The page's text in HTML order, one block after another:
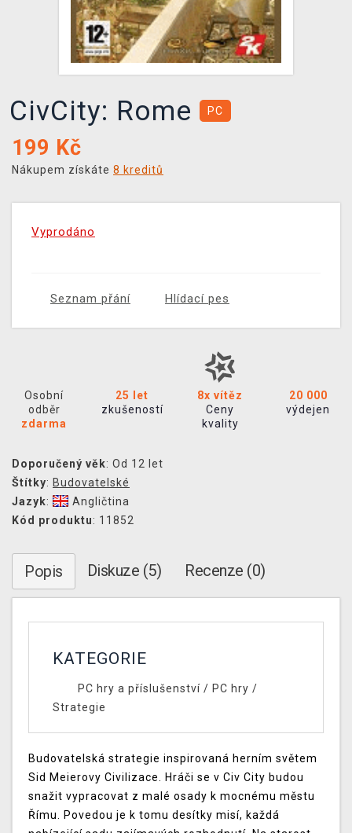
VÝKUP HER (BAZAR)
CivCity: Rome PC
199 Kč
Nákupem získáte 8 kreditů
Vyprodáno
Seznam přání Hlídací pes
Osobní
odběr
zdarma
25 let
zkušeností
8x vítěz
Ceny
kvality
20 000
výdejen
Doporučený věk: Od 12 let
Štítky: Budovatelské
Jazyk:
Angličtina
Kód produktu: 11852
Popis Diskuze (5) Recenze (0)
KATEGORIE
PC hry a příslušenství/ PC hry /
Strategie
Budovatelská strategie inspirovaná herním světem
Sid Meierovy Civilizace. Hráči se v Civ City budou
snažit vypracovat z malé osady k mocnému městu
Římu. Povedou je k tomu desítky misí, každá